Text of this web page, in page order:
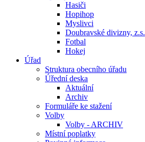
Hasiči
Hopihop
Myslivci
Doubravské divizny, z.s.
Fotbal
Hokej
Úřad
Struktura obecního úřadu
Úřední deska
Aktuální
Archiv
Formuláře ke stažení
Volby
Volby - ARCHIV
Místní poplatky